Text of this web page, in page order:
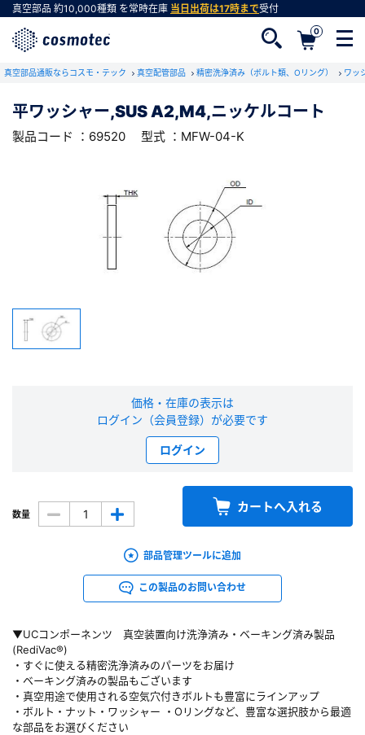
真空部品 約10,000種類 を常時在庫 当日出荷は17時まで受付
0
真空部品通販ならコスモ・テック 真空配管部品 精密洗浄済み（ボルト類、Oリング） ワッ
平ワッシャー,SUS A2,M4,ニッケルコート
製品コード ：69520 型式 ：MFW-04-K
▼UCコンポーネンツ 真空装置向け洗浄済み・ベーキング済み製品
(RediVac®)
・すぐに使える精密洗浄済みのパーツをお届け
・ベーキング済みの製品もございます
・真空用途で使用される空気穴付きボルトも豊富にラインアップ
・ボルト・ナット・ワッシャー ・Oリングなど、豊富な選択肢から最適
な部品をお選びください
価格・在庫の表示は
ログイン（会員登録）が必要です
ログイン
数量 カートへ入れる
部品管理ツールに追加
この製品のお問い合わせ
RoHS2適合報告書のダウンロード
下記製品のRoHS2適合報告書のダウンロードをします。
平ワッシャー,SUS A2,M4,ニッケルコート
会社・学校・研究機関名 必須
会員登録がお済みでない方
新規会員登録（無料）
があります。また当社の判断によりお断りする場合があります。
会員の方はこちら
ログイン
※パスワードをお忘れの方は、パスワード再発行ページへ
※メールアドレスを忘れた方は、お問い合わせページよりお問い合わせくださ